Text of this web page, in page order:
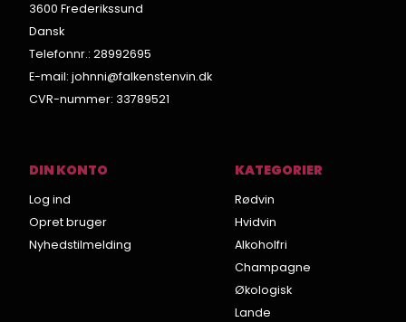
3600 Frederikssund
Dansk
Telefonnr.: 28992695
E-mail: johnni@falkenstenvin.dk
CVR-nummer: 33789521
DIN KONTO
Log ind
Opret bruger
Nyhedstilmelding
KATEGORIER
Rødvin
Hvidvin
Alkoholfri
Champagne
Økologisk
Lande